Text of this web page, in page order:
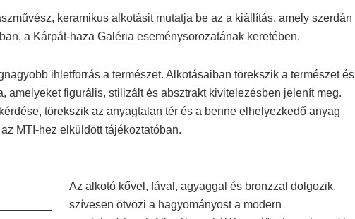
keramikus alkotásit mutatja be az a kiállítás, amely szerdán
a Kárpát-haza Galéria eseménysorozatának keretében.
ihletforrás a természet. Alkotásaiban törekszik a természet és
amelyeket figurális, stilizált és absztrakt kivitelezésben jelenít meg.
törekszik az anyagtalan tér és a benne elhelyezkedő anyag
MTI-hez elküldött tájékoztatóban.
Az alkotó kővel, fával, agyaggal és bronzzal dolgozik,
szívesen ötvözi a hagyományost a modern